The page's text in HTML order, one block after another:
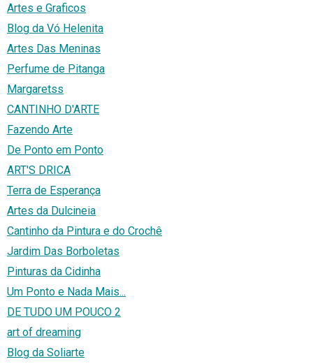
Artes e Graficos
Blog da Vó Helenita
Artes Das Meninas
Perfume de Pitanga
Margaretss
CANTINHO D'ARTE
Fazendo Arte
De Ponto em Ponto
ART'S DRICA
Terra de Esperança
Artes da Dulcineia
Cantinho da Pintura e do Crochê
Jardim Das Borboletas
Pinturas da Cidinha
Um Ponto e Nada Mais...
DE TUDO UM POUCO 2
art of dreaming
Blog da Soliarte